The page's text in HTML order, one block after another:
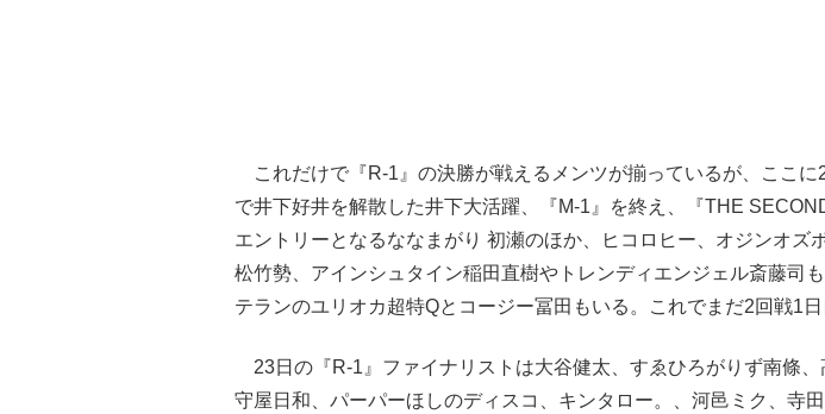
これだけで『R-1』の決勝が戦えるメンツが揃っているが、ここに
で井下好井を解散した井下大活躍、『M-1』を終え、『THE
エントリーとなるななまがり 初瀬のほか、ヒコロヒー、オジンオズ
松竹勢、アインシュタイン稲田直樹やトレンディエンジェル斎藤司
テランのユリオカ超特Qとコージー冨田もいる。これでまだ2回戦1日
23日の『R-1』ファイナリストは大谷健太、すゑひろがりず南條、
守屋日和、パーパーほしのディスコ、キンタロー。、河邑ミク、寺